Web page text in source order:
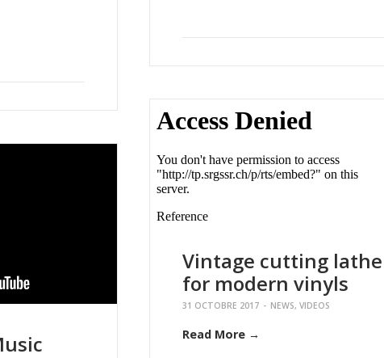
Vintage cutting lathe
for modern vinyls
31 OCTOBRE 2017 - NEWS, VIDEOS
Read More →